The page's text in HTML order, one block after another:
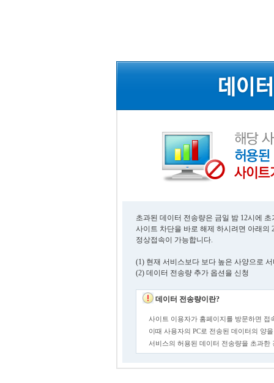
초과된 데이터 전송량은 금일 밤 12시에
사이트 차단을 바로 해제 하시려면 아래의
정상접속이 가능합니다.
(1) 현재 서비스보다 보다 높은 사양으로
(2) 데이터 전송량 추가 옵션을 신청
데이터 전송량이란?
사이트 이용자가 홈페이지를 방문하면 접
이때 사용자의 PC로 전송된 데이터의 양
서비스의 허용된 데이터 전송량을 초과